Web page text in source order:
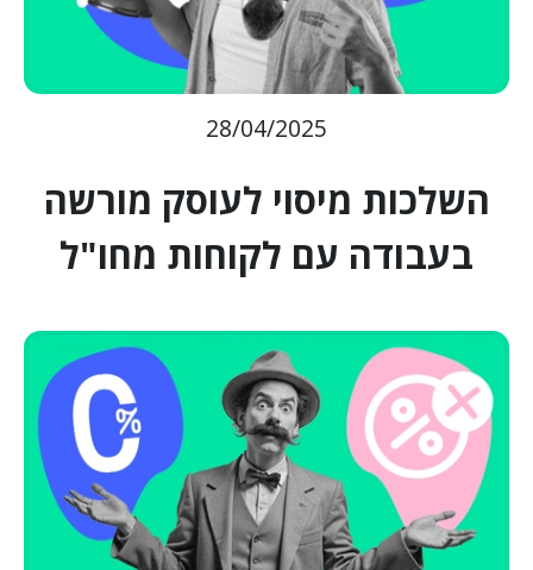
28/04/2025
השלכות מיסוי לעוסק מורשה
בעבודה עם לקוחות מחו"ל